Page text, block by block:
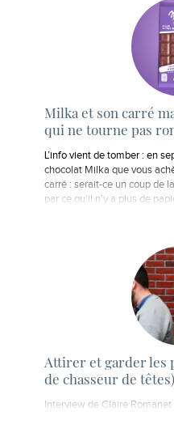
Milka et son carré
qui ne tourne pas
L’info vient de tomber : en
chocolat Milka que vous
carré : serait-ce un coup de
par ce qu’il n’y a plus de
Attirer et garder les
de chasseur de têtes)
Interview de Claire